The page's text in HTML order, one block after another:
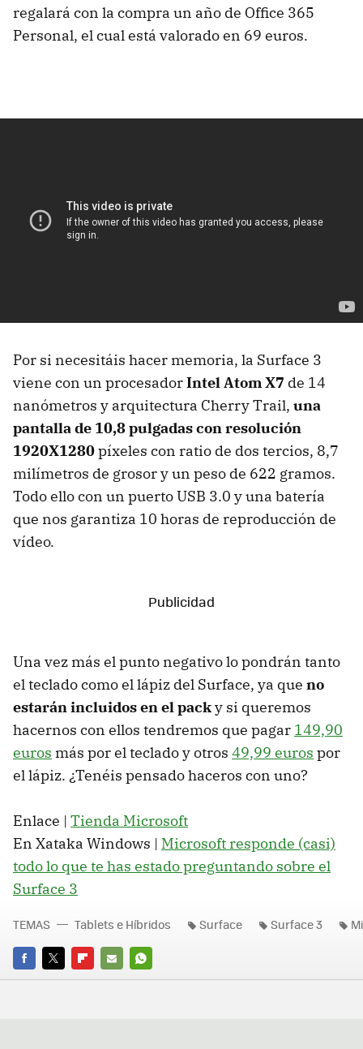
regalará con la compra un año de Office 365
Personal, el cual está valorado en 69 euros.
Por si necesitáis hacer memoria, la Surface 3
viene con un procesadorIntel Atom X7 de 14
nanómetros y arquitectura Cherry Trail, una
pantalla de 10,8 pulgadas con resolución
1920X1280píxeles con ratio de dos tercios, 8,7
milímetros de grosor y un peso de 622 gramos.
Todo ello con un puerto USB 3.0 y una batería
que nos garantiza 10 horas de reproducción de
vídeo.
Una vez más el punto negativo lo pondrán tanto
el teclado como el lápiz del Surface, ya que no
estarán incluidos en el packy si queremos
hacernos con ellos tendremos que pagar 149,90
euros más por el teclado y otros 49,99 euros por
el lápiz. ¿Tenéis pensado haceros con uno?
Enlace | Tienda Microsoft
En Xataka Windows | Microsoft responde (casi)
todo lo que te has estado preguntando sobre el
Surface 3
FACEBOOK
TWITTERFLIPBOARD
E-
WHATSAPP
TEMAS Tablets e Híbridos Surface Surface 3